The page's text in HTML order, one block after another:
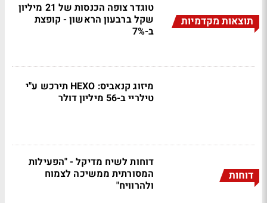
תוצאות מקדמיות
טוגדר צופה הכנסות של 21 מיליון
שקל ברבעון הראשון - קופצת
ב-7%
מיזוג קנאביס: HEXO תירכש ע"י
טילריי ב-56 מיליון דולר
דוחות
דוחות לשיח מדיקל - "הפעילות
המסורתית ממשיכה לצמוח
ולהרוויח"